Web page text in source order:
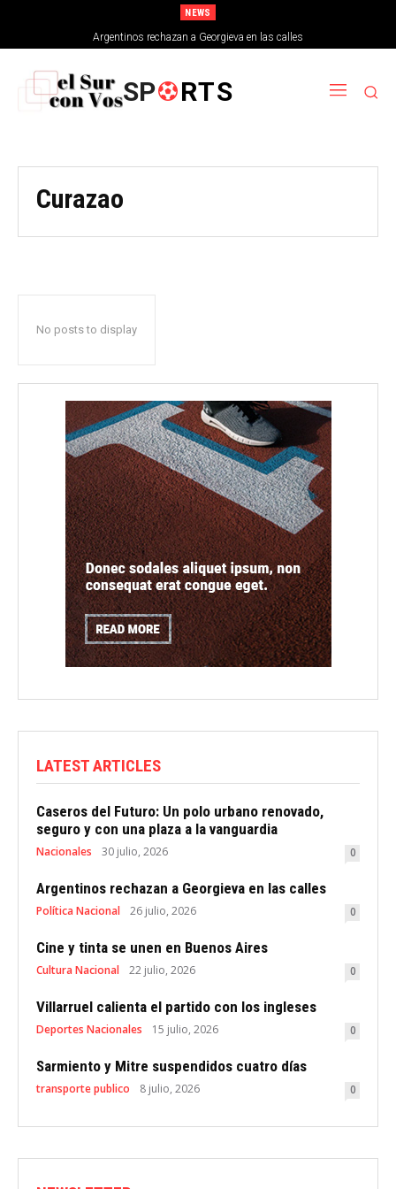
NEWS
Argentinos rechazan a Georgieva en las calles
SP RTS
Curazao
No posts to display
LATEST ARTICLES
Caseros del Futuro: Un polo urbano renovado,
seguro y con una plaza a la vanguardia
Nacionales 30 julio, 2026 0
Argentinos rechazan a Georgieva en las calles
Política Nacional 26 julio, 2026 0
Cine y tinta se unen en Buenos Aires
Cultura Nacional 22 julio, 2026 0
Villarruel calienta el partido con los ingleses
Deportes Nacionales 15 julio, 2026 0
Sarmiento y Mitre suspendidos cuatro días
transporte publico 8 julio, 2026 0